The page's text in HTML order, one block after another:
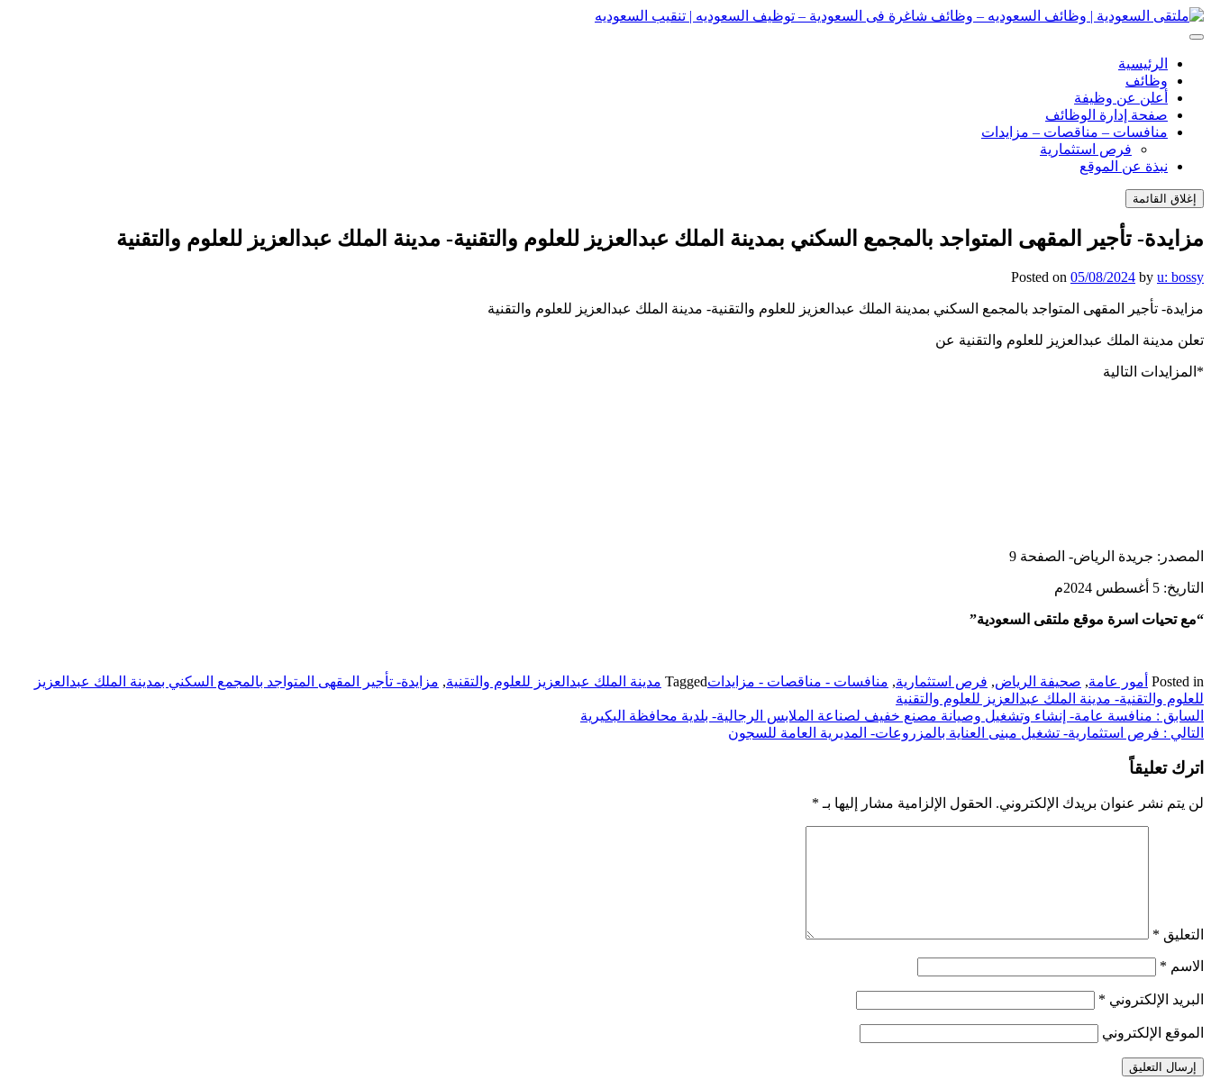
انتقل
إلى
الرئيسية
وظائف
أعلن عن وظيفة
صفحة إدارة الوظائف
منافسات – مناقصات – مزايدات
فرص استثمارية
نبذة عن الموقع
إغلاق القائمة
مزايدة- تأجير المقهى المتواجد بالمجمع السكني بمدينة الملك عبدالعزيز للعلوم والتقنية- مدينة الملك عبدالعزيز للعلوم والتقنية
Posted on 05/08/2024 by u: bossy
مزايدة- تأجير المقهى المتواجد بالمجمع السكني بمدينة الملك عبدالعزيز للعلوم والتقنية- مدينة الملك عبدالعزيز للعلوم والتقنية
تعلن مدينة الملك عبدالعزيز للعلوم والتقنية عن
*المزايدات التالية
المصدر: جريدة الرياض- الصفحة 9
التاريخ: 5 أغسطس 2024م
“مع تحيات اسرة موقع ملتقى السعودية”
Posted in أمور عامة, صحيفة الرياض, فرص استثمارية, منافسات - مناقصات - مزايداتTagged مدينة الملك عبدالعزيز للعلوم والتقنية, مزايدة- تأجير المقهى المتواجد بالمجمع السكني بمدينة الملك عبدالعزيز
للعلوم والتقنية- مدينة الملك عبدالعزيز للعلوم والتقنية
تصفّح
المقالات
السابق : منافسة عامة- إنشاء وتشغيل وصيانة مصنع خفيف لصناعة الملابس الرجالية- بلدية محافظة البكيرية
التالي : فرص استثمارية- تشغيل مبنى العناية بالمزروعات- المديرية العامة للسجون
اترك تعليقاً
لن يتم نشر عنوان بريدك الإلكتروني. الحقول الإلزامية مشار إليها بـ *
التعليق *
الاسم *
البريد الإلكتروني *
الموقع الإلكتروني